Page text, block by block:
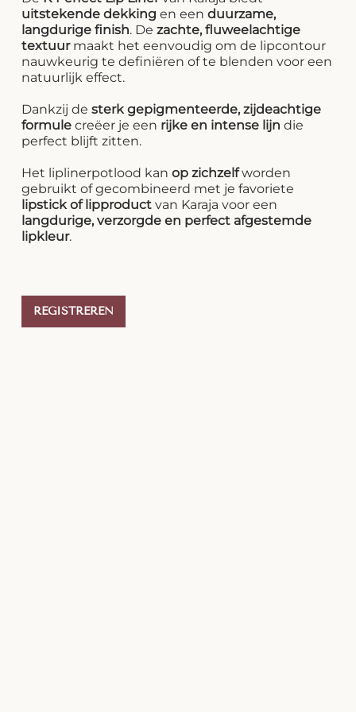
uitstekende dekking en eenduurzame,
langdurige finish. Dezachte, fluweelachtige
textuurmaakt het eenvoudig om de lipcontour
nauwkeurig te definiëren of te blenden voor een
natuurlijk effect.
Dankzij desterk gepigmenteerde, zijdeachtige
formule creëer je een rijke en intense lijn die
perfect blijft zitten.
Het liplinerpotlood kanop zichzelfworden
gebruikt of gecombineerd met je favoriete
lipstick of lipproduct van Karaja voor een
langdurige, verzorgde en perfect afgestemde
lipkleur.
REGISTREREN